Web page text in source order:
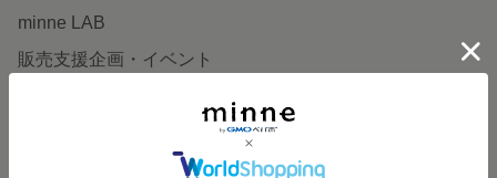
minne LAB
販売支援企画・イベント
minneとものづくりと